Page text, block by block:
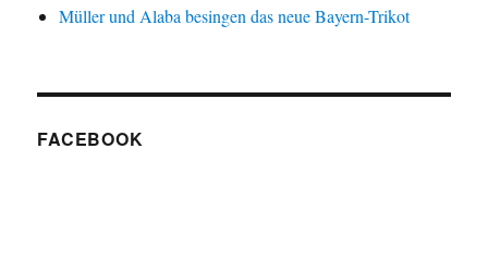
Müller und Alaba besingen das neue Bayern-Trikot
FACEBOOK